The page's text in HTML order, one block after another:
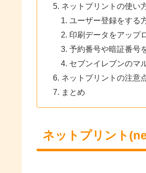
ネットプリントの使い
ユーザー登録をする
印刷データをアップ
予約番号や暗証番号
セブンイレブンのマ
ネットプリントの注意
まとめ
ネットプリント